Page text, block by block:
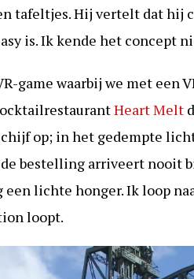
tafeltjes. Hij vertelt dat hij
is. Ik kende het concept
game waarbij we met een
Heart Melt
op; in het gedempte
bestelling arriveert nooit
lichte honger. Ik loop
loopt.